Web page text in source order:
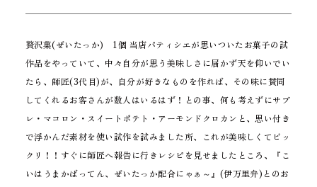
贅沢菓(ぜいたっか) 1個 当店パティシエが思いついたお菓子の試
作品をやっていて、中々自分が思う美味しさに届かず天を仰いでい
たら、師匠(3代目)が、自分が好きなものを作れば、その味に賛同
してくれるお客さんが数人はいるはず！との事、何も考えずにサブ
レ・マコロン・スイートポテト・アーモンドクロカンと、思い付き
で浮かんだ素材を使い試作を試みました所、これが美味しくてビッ
クリ！！すぐに師匠へ報告に行きレシピを見せましたところ、『こ
いはうまかばってん、ぜいたっか配合にゃぁ～』(伊万里弁)とのお